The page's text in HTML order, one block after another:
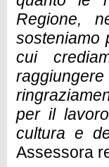
Regione,
sosteniamo
cui
per il
cultura e
Assessora